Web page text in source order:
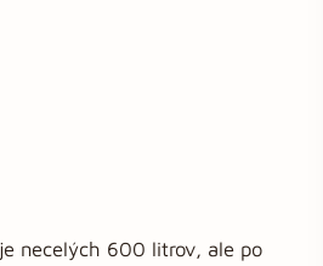
necelých 600 litrov, ale po